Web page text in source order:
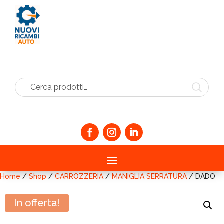
Cerca prodotti…
Home / Shop / CARROZZERIA/ MANIGLIA SERRATURA/ DADO
In offerta!